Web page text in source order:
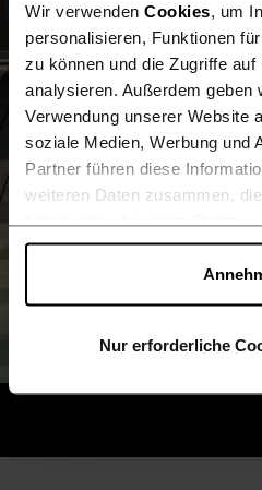
Wir verwenden Cookies, um
personalisieren, Funktionen
zu können und die Zugriffe
analysieren. Außerdem geben
Verwendung unserer Website
soziale Medien, Werbung und
Partner führen diese
weiteren Daten zusammen,
haben oder die sie im
gesammelt haben.Cookies
können auch abgelehnt
Einstellungen jederzeit
Nur erforderliche